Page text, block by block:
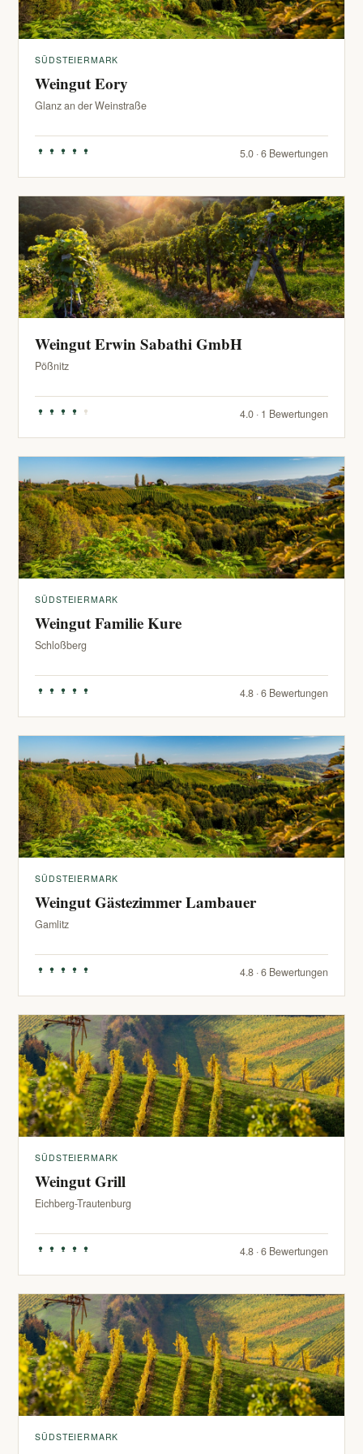
SÜDSTEIERMARK
Weingut Eory
Glanz an der Weinstraße
5.0 · 6 Bewertungen
Weingut Erwin Sabathi GmbH
Pößnitz
4.0 · 1 Bewertungen
SÜDSTEIERMARK
Weingut Familie Kure
Schloßberg
4.8 · 6 Bewertungen
SÜDSTEIERMARK
Weingut Gästezimmer Lambauer
Gamlitz
4.8 · 6 Bewertungen
SÜDSTEIERMARK
Weingut Grill
Eichberg-Trautenburg
4.8 · 6 Bewertungen
SÜDSTEIERMARK